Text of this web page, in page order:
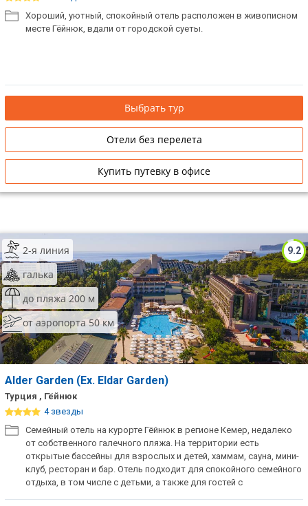
Хороший, уютный, спокойный отель расположен в живописном
месте Гёйнюк, вдали от городской суеты.
Выбрать тур
Отели без перелета
Купить путевку в офисе
9.2
2-я линия
галька
до пляжа 200 м
от аэропорта 50 км
Alder Garden (Ех. Eldar Garden)
Турция , Гёйнюк
4 звезды
Семейный отель на курорте Гёйнюк в регионе Кемер, недалеко
от собственного галечного пляжа. На территории есть
открытые бассейны для взрослых и детей, хаммам, сауна, мини-
клуб, ресторан и бар. Отель подходит для спокойного семейного
отдыха, в том числе с детьми, а также для гостей с